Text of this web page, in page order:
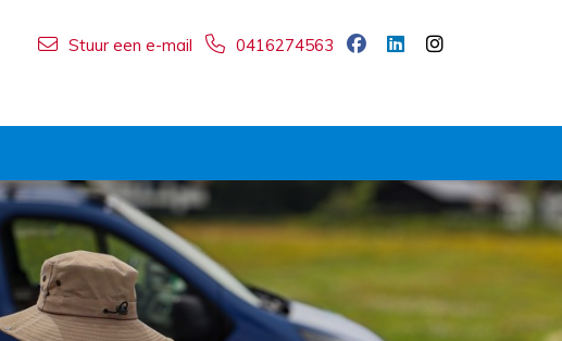
Stuur een e-mail 0416274563